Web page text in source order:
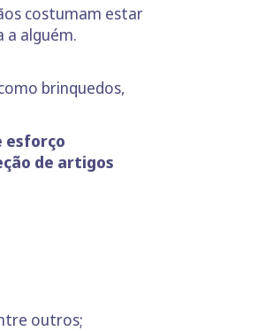
costumam estar
a alguém.
brinquedos,
esforço
de artigos
outros;